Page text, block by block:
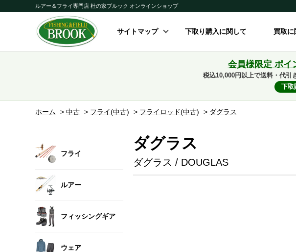
ルアー＆フライ専門店 杜の家ブルック オンラインショップ
サイトマップ 下取り購入に関して 買取に
会員様限定 ポイ
税込10,000円以上で送料・代引
下取
ホーム > 中古 > フライ(中古) > フライロッド(中古) > ダグラス
フライ
ルアー
フィッシングギア
ウェア
ダグラス
ダグラス / DOUGLAS